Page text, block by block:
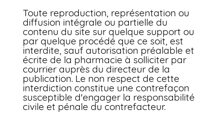
Toute reproduction, représentation ou
diffusion intégrale ou partielle du
contenu du site sur quelque support ou
par quelque procédé que ce soit, est
interdite, sauf autorisation préalable et
écrite de la pharmacie à solliciter par
courrier auprès du directeur de la
publication. Le non respect de cette
interdiction constitue une contrefaçon
susceptible d'engager la responsabilité
civile et pénale du contrefacteur.